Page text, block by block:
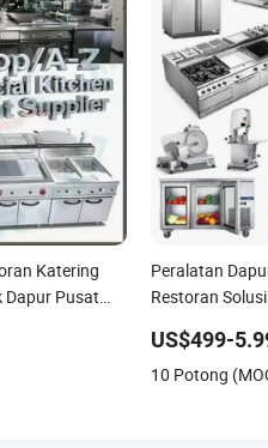
Katering
Dapur Pusat
Griddle,
Peralatan
Restoran
Restoran
US$499-
10 Potong